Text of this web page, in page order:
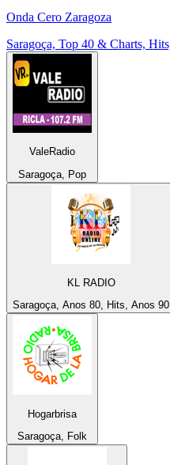
Onda Cero Zaragoza
Saragoça, Top 40 & Charts,
ValeRadio
Saragoça, Pop
KL RADIO
Saragoça, Anos 80, Hits, Anos 90
Hogarbrisa
Saragoça, Folk